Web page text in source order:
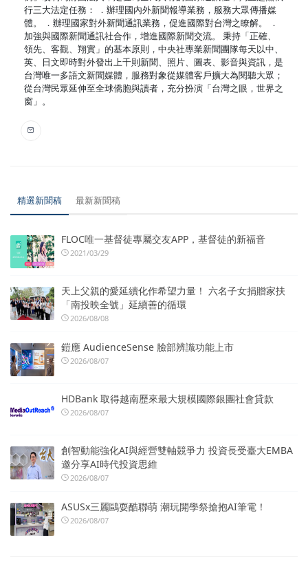
行三大法定任務： ．辦理國內外新聞報導業務，服務大眾傳播媒
體。 ．辦理國家對外新聞通訊業務，促進國際對台灣之瞭解。 ．
加強與國際新聞通訊社合作，增進國際新聞交流。 秉持「正確、
領先、客觀、翔實」的基本原則，中央社專業新聞團隊每天以中、
英、日文即時對外發出上千則新聞、照片、圖表、影音與資訊，是
台灣唯一多語文新聞媒體，服務對象從媒體客戶擴大為閱聽大眾；
從台灣民眾延伸至全球僑胞與讀者，充分扮演「台灣之眼，世界之
窗」。
精選新聞稿 最新新聞稿
FLOC唯一基督徒專屬交友APP，基督徒的新福音
2021/03/29
天上父親的愛延續化作希望力量！ 六名子女捐贈家扶
「南投映全號」延續善的循環
2026/08/08
鎧應 AudienceSense 臉部辨識功能上市
2026/08/07
HDBank 取得越南歷來最大規模國際銀團社會貸款
2026/08/07
創智動能強化AI與經營雙軸競爭力 投資長受臺大EMBA
邀分享AI時代投資思維
2026/08/07
ASUSx三麗鷗耍酷聯萌 潮玩開學祭搶抱AI筆電！
2026/08/07